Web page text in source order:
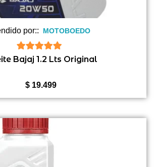
por:: MOTOBOEDO
5 de 5
Bajaj 1.2 Lts Original
$ 19.499